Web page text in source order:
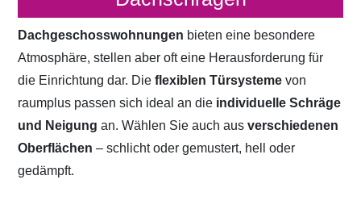
Dachgeschosswohnungen bieten eine besondere
Atmosphäre, stellen aber oft eine Herausforderung für
die Einrichtung dar. Dieflexiblen Türsystemevon
raumplus passen sich ideal an die individuelle Schräge
und Neigung an. Wählen Sie auch ausverschiedenen
Oberflächen – schlicht oder gemustert, hell oder
gedämpft.